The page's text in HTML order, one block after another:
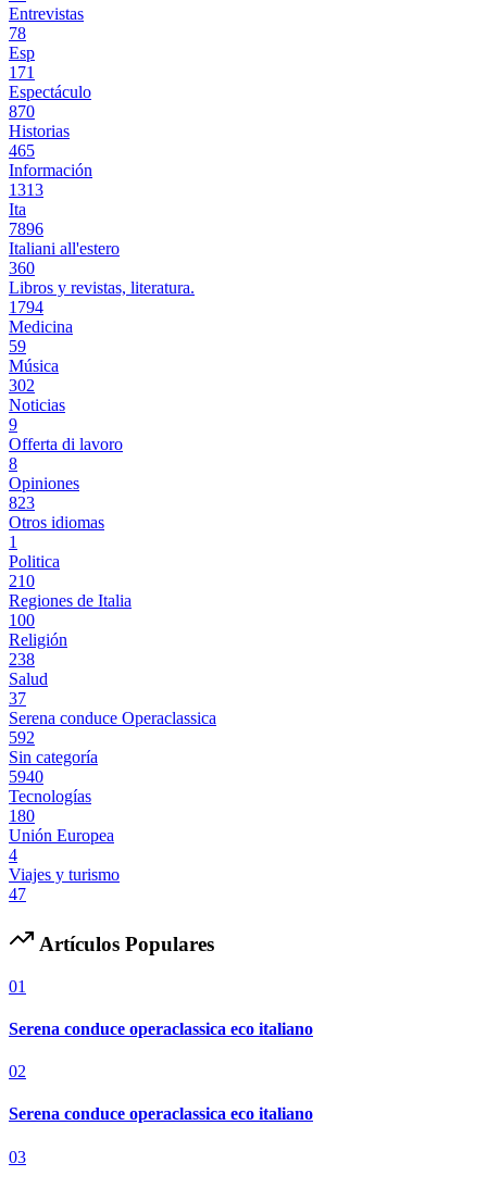
Entrevistas
78
Esp
171
Espectáculo
870
Historias
465
Información
1313
Ita
7896
Italiani all'estero
360
Libros y revistas, literatura.
1794
Medicina
59
Música
302
Noticias
9
Offerta di lavoro
8
Opiniones
823
Otros idiomas
1
Politica
210
Regiones de Italia
100
Religión
238
Salud
37
Serena conduce Operaclassica
592
Sin categoría
5940
Tecnologías
180
Unión Europea
4
Viajes y turismo
47
Artículos Populares
01
Serena conduce operaclassica eco italiano
02
Serena conduce operaclassica eco italiano
03